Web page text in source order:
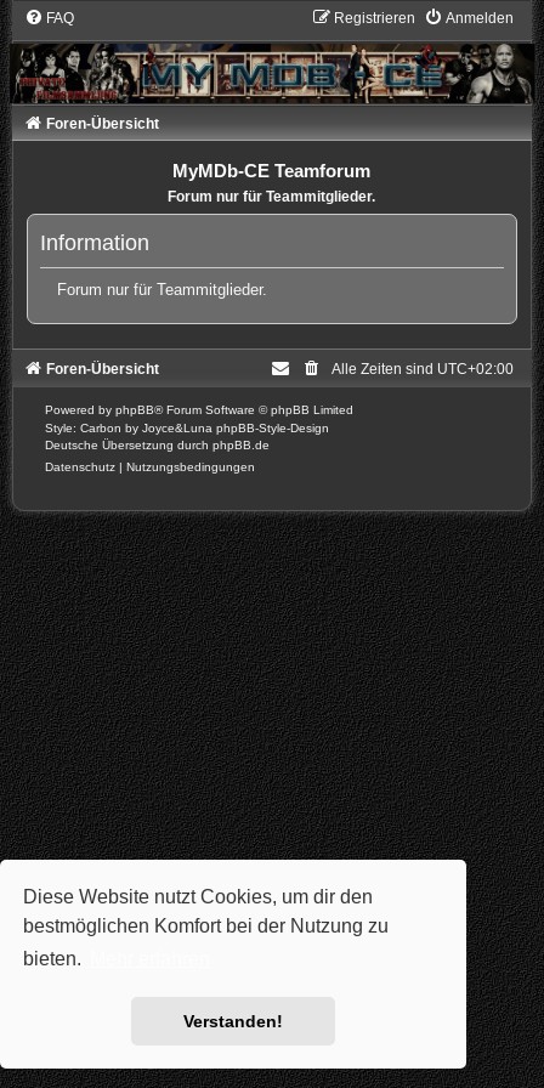
Diese Website nutzt Cookies, um dir den
bestmöglichen Komfort bei der Nutzung zu
bieten.
Verstanden!
FAQ Anmelden
Registrieren
Foren-Übersicht
MyMDb-CE Teamforum
Forum nur für Teammitglieder.
Information
Forum nur für Teammitglieder.
Foren-Übersicht Alle Zeiten sind UTC+02:00
Powered by phpBB® Forum Software © phpBB Limited
Style: Carbon by Joyce&Luna phpBB-Style-Design
Deutsche Übersetzung durch phpBB.de
Datenschutz | Nutzungsbedingungen